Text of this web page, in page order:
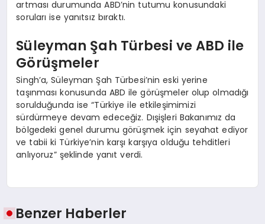
artması durumunda ABD’nin tutumu konusundaki
soruları ise yanıtsız bıraktı.
Süleyman Şah Türbesi ve ABD ile
Görüşmeler
Singh’a, Süleyman Şah Türbesi’nin eski yerine
taşınması konusunda ABD ile görüşmeler olup olmadığı
sorulduğunda ise “Türkiye ile etkileşimimizi
sürdürmeye devam edeceğiz. Dışişleri Bakanımız da
bölgedeki genel durumu görüşmek için seyahat ediyor
ve tabii ki Türkiye’nin karşı karşıya olduğu tehditleri
anlıyoruz” şeklinde yanıt verdi.
Benzer Haberler